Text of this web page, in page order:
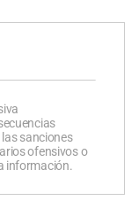
las sanciones
ofensivos o
información.